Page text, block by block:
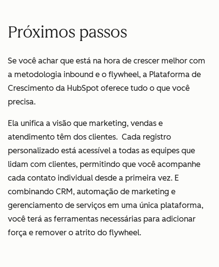
Próximos passos
Se você achar que está na hora de crescer melhor com
a metodologia inbound e o flywheel, a Plataforma de
Crescimento da HubSpot oferece tudo o que você
precisa.
Ela unifica a visão que marketing, vendas e
atendimento têm dos clientes. Cada registro
personalizado está acessível a todas as equipes que
lidam com clientes, permitindo que você acompanhe
cada contato individual desde a primeira vez. E
combinando CRM, automação de marketing e
gerenciamento de serviços em uma única plataforma,
você terá as ferramentas necessárias para adicionar
força e remover o atrito do flywheel.